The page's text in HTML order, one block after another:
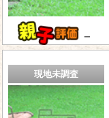
－
現地未調査